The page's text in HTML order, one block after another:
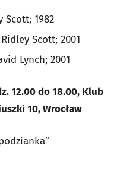
Scott; 1982
Scott; 2001
Lynch; 2001
12.00 do 18.00, Klub
10, Wrocław